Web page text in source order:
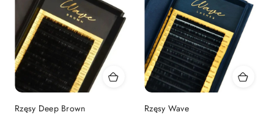
Rzęsy Deep Brown Rzęsy Wave